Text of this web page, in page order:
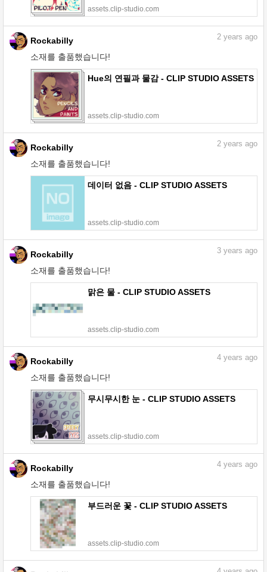
assets.clip-studio.com
Rockabilly
소재를 출품했습니다!
2 years ago
Hue의 연필과 물감 - CLIP STUDIO ASSETS
assets.clip-studio.com
Rockabilly
소재를 출품했습니다!
2 years ago
데이터 없음 - CLIP STUDIO ASSETS
assets.clip-studio.com
Rockabilly
소재를 출품했습니다!
3 years ago
맑은 물 - CLIP STUDIO ASSETS
assets.clip-studio.com
Rockabilly
소재를 출품했습니다!
4 years ago
무시무시한 눈 - CLIP STUDIO ASSETS
assets.clip-studio.com
Rockabilly
소재를 출품했습니다!
4 years ago
부드러운 꽃 - CLIP STUDIO ASSETS
assets.clip-studio.com